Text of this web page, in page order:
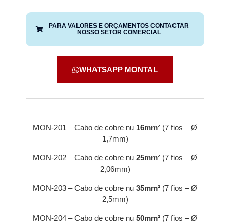
PARA VALORES E ORÇAMENTOS CONTACTAR
NOSSO SETOR COMERCIAL
WHATSAPP MONTAL
MON-201 – Cabo de cobre nu 16mm² (7 fios – Ø
1,7mm)
MON-202 – Cabo de cobre nu 25mm² (7 fios – Ø
2,06mm)
MON-203 – Cabo de cobre nu 35mm² (7 fios – Ø
2,5mm)
MON-204 – Cabo de cobre nu 50mm² (7 fios – Ø